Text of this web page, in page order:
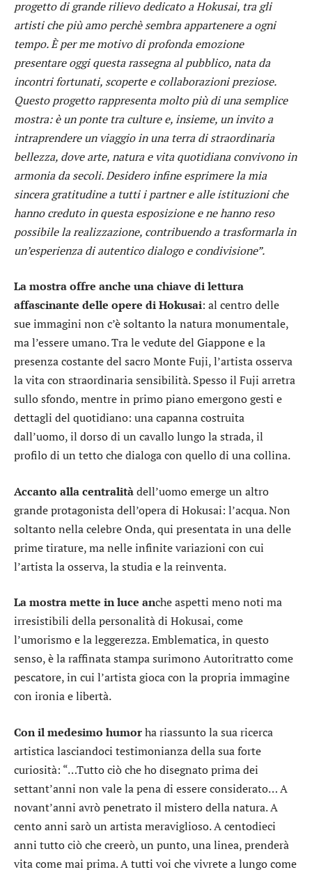
progetto di grande rilievo dedicato a Hokusai, tra gli
artisti che più amo perchè sembra appartenere a ogni
tempo. È per me motivo di profonda emozione
presentare oggi questa rassegna al pubblico, nata da
incontri fortunati, scoperte e collaborazioni preziose.
Questo progetto rappresenta molto più di una semplice
mostra: è un ponte tra culture e, insieme, un invito a
intraprendere un viaggio in una terra di straordinaria
bellezza, dove arte, natura e vita quotidiana convivono in
armonia da secoli. Desidero infine esprimere la mia
sincera gratitudine a tutti i partner e alle istituzioni che
hanno creduto in questa esposizione e ne hanno reso
possibile la realizzazione, contribuendo a trasformarla in
un’esperienza di autentico dialogo e condivisione”.
La mostra offre anche una chiave di lettura
affascinante delle opere di Hokusai: al centro delle
sue immagini non c’è soltanto la natura monumentale,
ma l’essere umano. Tra le vedute del Giappone e la
presenza costante del sacro Monte Fuji, l’artista osserva
la vita con straordinaria sensibilità. Spesso il Fuji arretra
sullo sfondo, mentre in primo piano emergono gesti e
dettagli del quotidiano: una capanna costruita
dall’uomo, il dorso di un cavallo lungo la strada, il
profilo di un tetto che dialoga con quello di una collina.
Accanto alla centralitàdell’uomo emerge un altro
grande protagonista dell’opera di Hokusai: l’acqua. Non
soltanto nella celebre Onda, qui presentata in una delle
prime tirature, ma nelle infinite variazioni con cui
l’artista la osserva, la studia e la reinventa.
La mostra mette in luce anche aspetti meno noti ma
irresistibili della personalità di Hokusai, come
l’umorismo e la leggerezza. Emblematica, in questo
senso, è la raffinata stampa surimono Autoritratto come
pescatore, in cui l’artista gioca con la propria immagine
con ironia e libertà.
Con il medesimo humorha riassunto la sua ricerca
artistica lasciandoci testimonianza della sua forte
curiosità: “…Tutto ciò che ho disegnato prima dei
settant’anni non vale la pena di essere considerato… A
novant’anni avrò penetrato il mistero della natura. A
cento anni sarò un artista meraviglioso. A centodieci
anni tutto ciò che creerò, un punto, una linea, prenderà
vita come mai prima. A tutti voi che vivrete a lungo come